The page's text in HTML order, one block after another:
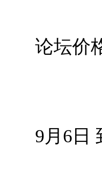
论坛价
9月6日